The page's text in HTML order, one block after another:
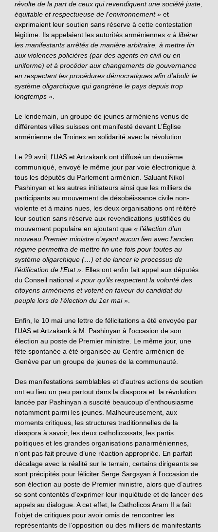
révolte de la part de ceux qui revendiquent une société juste,
équitable et respectueuse de l’environnement » et
exprimaient leur soutien sans réserve à cette contestation
légitime. Ils appelaient les autorités arméniennes « à libérer
les manifestants arrêtés de manière arbitraire, à mettre fin
aux violences policières (par des agents en civil ou en
uniforme) et à procéder aux changements de gouvernance
en respectant les procédures démocratiques afin d’abolir le
système oligarchique qui gangrène le pays depuis trop
longtemps ».
Le lendemain, un groupe de jeunes arméniens venus de
différentes villes suisses ont manifesté devant L’Église
arménienne de Troinex en solidarité avec la révolution.
Le 29 avril, l’UAS et Artzakank ont diffusé un deuxième
communiqué, envoyé le même jour par voie électronique à
tous les députés du Parlement arménien. Saluant Nikol
Pashinyan et les autres initiateurs ainsi que les milliers de
participants au mouvement de désobéissance civile non-
violente et à mains nues, les deux organisations ont réitéré
leur soutien sans réserve aux revendications justifiées du
mouvement populaire en ajoutant que « l’élection d’un
nouveau Premier ministre n’ayant aucun lien avec l’ancien
régime permettra de mettre fin une fois pour toutes au
système oligarchique (…) et de lancer le processus de
l’édification de l’Etat ». Elles ont enfin fait appel aux députés
du Conseil national « pour qu’ils respectent la volonté des
citoyens arméniens et votent en faveur du candidat du
peuple lors de l’élection du 1er mai ».
Enfin, le 10 mai une lettre de félicitations a été envoyée par
l’UAS et Artzakank à M. Pashinyan à l’occasion de son
élection au poste de Premier ministre. Le même jour, une
fête spontanée a été organisée au Centre arménien de
Genève par un groupe de jeunes de la communauté.
Des manifestations semblables et d’autres actions de soutien
ont eu lieu un peu partout dans la diaspora et la révolution
lancée par Pashinyan a suscité beaucoup d’enthousiasme
notamment parmi les jeunes. Malheureusement, aux
moments critiques, les structures traditionnelles de la
diaspora à savoir, les deux catholicossats, les partis
politiques et les grandes organisations panarméniennes,
n’ont pas fait preuve d’une réaction appropriée. En parfait
décalage avec la réalité sur le terrain, certains dirigeants se
sont précipités pour féliciter Serge Sargsyan à l’occasion de
son élection au poste de Premier ministre, alors que d’autres
se sont contentés d’exprimer leur inquiétude et de lancer des
appels au dialogue. A cet effet, le Catholicos Aram II a fait
l’objet de critiques pour avoir omis de rencontrer les
représentants de l’opposition ou des milliers de manifestants